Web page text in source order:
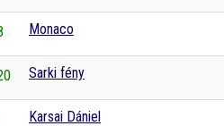
Monaco
Sarki fény
Karsai Dániel